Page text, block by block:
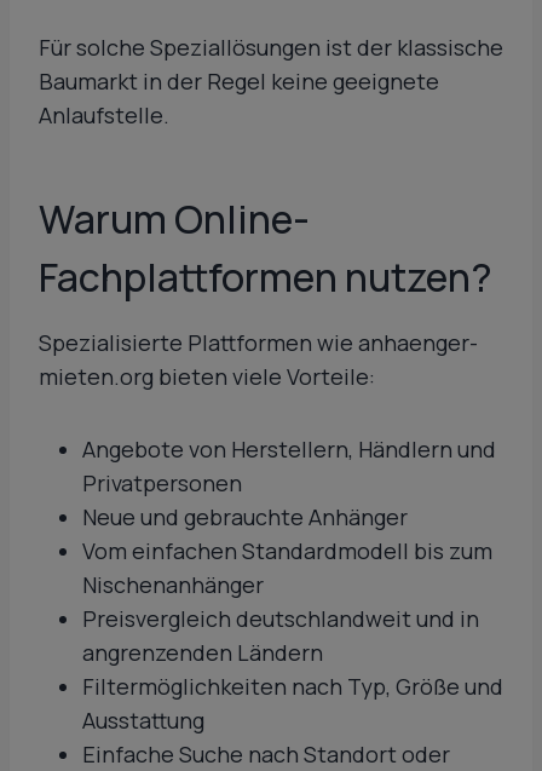
Für solche Speziallösungen ist der klassische
Baumarkt in der Regel keine geeignete
Anlaufstelle.
Warum Online-
Fachplattformen nutzen?
Spezialisierte Plattformen wie anhaenger-
mieten.org bieten viele Vorteile:
Angebote von Herstellern, Händlern und
Privatpersonen
Neue und gebrauchte Anhänger
Vom einfachen Standardmodell bis zum
Nischenanhänger
Preisvergleich deutschlandweit und in
angrenzenden Ländern
Filtermöglichkeiten nach Typ, Größe und
Ausstattung
Einfache Suche nach Standort oder